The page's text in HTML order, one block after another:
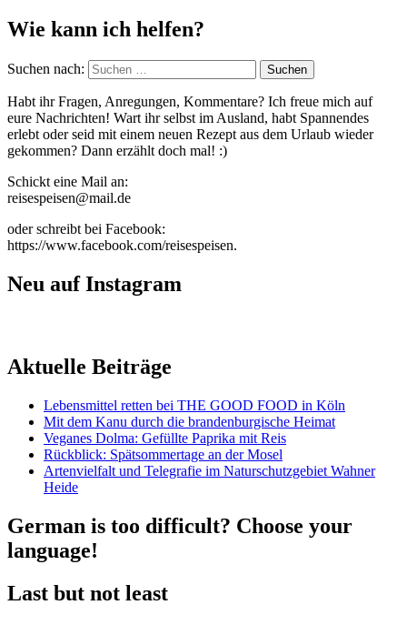
Wie kann ich helfen?
Suchen nach:
Habt ihr Fragen, Anregungen, Kommentare? Ich freue mich auf
eure Nachrichten! Wart ihr selbst im Ausland, habt Spannendes
erlebt oder seid mit einem neuen Rezept aus dem Urlaub wieder
gekommen? Dann erzählt doch mal! :)
Schickt eine Mail an:
reisespeisen@mail.de
oder schreibt bei Facebook:
https://www.facebook.com/reisespeisen.
Neu auf Instagram
Aktuelle Beiträge
Lebensmittel retten bei THE GOOD FOOD in Köln
Mit dem Kanu durch die brandenburgische Heimat
Veganes Dolma: Gefüllte Paprika mit Reis
Rückblick: Spätsommertage an der Mosel
Artenvielfalt und Telegrafie im Naturschutzgebiet Wahner
Heide
German is too difficult? Choose your
language!
Last but not least